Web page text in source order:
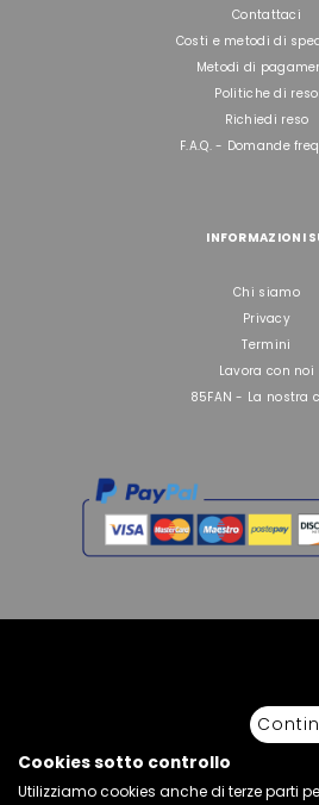
Contattaci
Costi e metodi di
Metodi di
Politiche di reso
Richiedi reso
F.A.Q. - Domande
INFORMAZIONI
Chi siamo
Privacy
Termini
Lavora con noi
85FAN - La nostra
anche parziale.
Via Piave Km 68,600 • 04100 Latina, Italia |
77855
Cookies sotto controllo
Utilizziamo cookies anche di terze parti